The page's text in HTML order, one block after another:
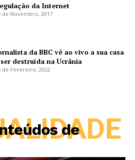
da Internet
de Novembro, 2017
da BBC vê ao vivo a sua casa
destruída na Ucrânia
de Fevereiro, 2022
de